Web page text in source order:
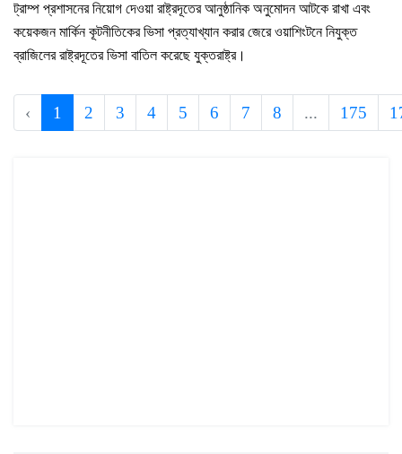
ট্রাম্প প্রশাসনের নিয়োগ দেওয়া রাষ্ট্রদূতের আনুষ্ঠানিক অনুমোদন আটকে রাখা এবং
কয়েকজন মার্কিন কূটনীতিকের ভিসা প্রত্যাখ্যান করার জেরে ওয়াশিংটনে নিযুক্ত
ব্রাজিলের রাষ্ট্রদূতের ভিসা বাতিল করেছে যুক্তরাষ্ট্র।
‹ 1 2 3 4 5 6 7 8 ... 175